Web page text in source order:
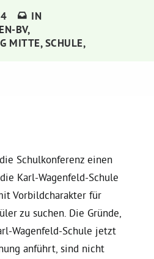
IN
BV,
MITTE,SCHULE,
Schulkonferenz einen
Karl-Wagenfeld-Schule
Vorbildcharakter für
zu suchen. Die Gründe,
Wagenfeld-Schule jetzt
anführt, sind nicht